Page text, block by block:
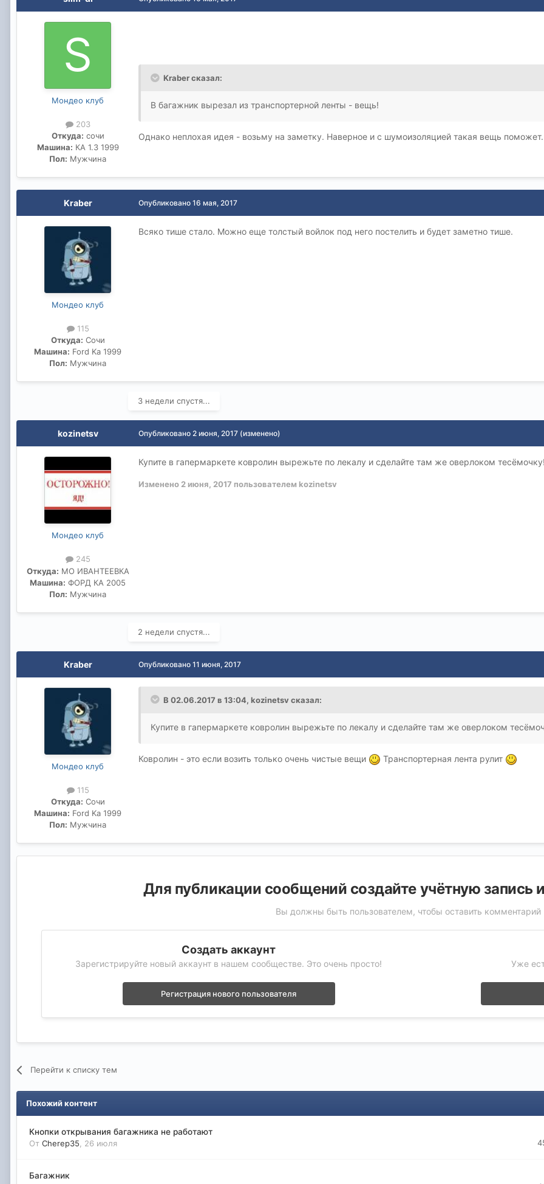
Мондео клуб
203
Откуда: сочи
Машина: КА 1.3 1999
Пол: Мужчина
Kraber сказал:
В багажник вырезал из транспортерной ленты - вещь!
Однако неплохая идея - возьму на заметку. Наверное и с шумоизоляцией такая вещь
Kraber
Мондео клуб
115
Откуда: Сочи
Машина: Ford Ka 1999
Пол: Мужчина
Опубликовано 16 мая, 2017
Всяко тише стало. Можно еще толстый войлок под него постелить и будет заметно тише.
3 недели спустя...
kozinetsv
Мондео клуб
245
Откуда: МО ИВАНТЕЕВКА
Машина: ФОРД КА 2005
Пол: Мужчина
Опубликовано 2 июня, 2017 (изменено)
Купите в гапермаркете ковролин вырежьте по лекалу и сделайте там же оверлоком
Изменено 2 июня, 2017 пользователем kozinetsv
2 недели спустя...
Kraber
Мондео клуб
115
Откуда: Сочи
Машина: Ford Ka 1999
Пол: Мужчина
Опубликовано 11 июня, 2017
В 02.06.2017 в 13:04, kozinetsv сказал:
Купите в гапермаркете ковролин вырежьте по лекалу и сделайте там же оверлоком
Ковролин - это если возить только очень чистые вещи Транспортерная лента рулит
Для публикации сообщений создайте учётную запись
Вы должны быть пользователем, чтобы оставить комментарий
Создать аккаунт
Зарегистрируйте новый аккаунт в нашем сообществе. Это очень просто!
Регистрация нового пользователя
Уже
Перейти к списку тем
Похожий контент
Кнопки открывания багажника не работают
От Cherep35 26 июля
Багажник